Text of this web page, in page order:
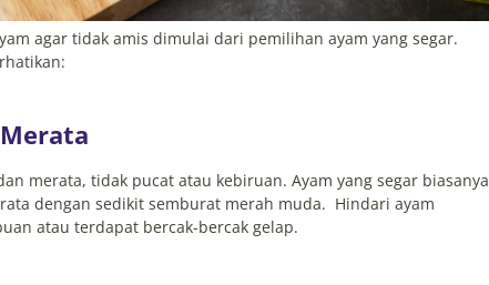
agar tidak amis dimulai dari pemilihan ayam yang segar.
merata, tidak pucat atau kebiruan. Ayam yang segar biasanya
dengan sedikit semburat merah muda. Hindari ayam
atau terdapat bercak-bercak gelap.